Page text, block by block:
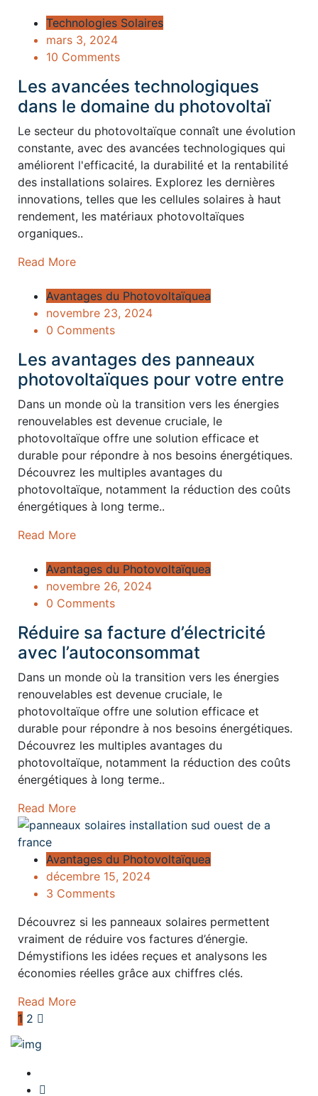
Technologies Solaires
mars 3, 2024
10 Comments
Les avancées technologiques
dans le domaine du photovoltaï
Le secteur du photovoltaïque connaît une évolution
constante, avec des avancées technologiques qui
améliorent l'efficacité, la durabilité et la rentabilité
des installations solaires. Explorez les dernières
innovations, telles que les cellules solaires à haut
rendement, les matériaux photovoltaïques
organiques..
Read More
Avantages du Photovoltaïquea
novembre 23, 2024
0 Comments
Les avantages des panneaux
photovoltaïques pour votre entre
Dans un monde où la transition vers les énergies
renouvelables est devenue cruciale, le
photovoltaïque offre une solution efficace et
durable pour répondre à nos besoins énergétiques.
Découvrez les multiples avantages du
photovoltaïque, notamment la réduction des coûts
énergétiques à long terme..
Read More
Avantages du Photovoltaïquea
novembre 26, 2024
0 Comments
Réduire sa facture d’électricité
avec l’autoconsommat
Dans un monde où la transition vers les énergies
renouvelables est devenue cruciale, le
photovoltaïque offre une solution efficace et
durable pour répondre à nos besoins énergétiques.
Découvrez les multiples avantages du
photovoltaïque, notamment la réduction des coûts
énergétiques à long terme..
Read More
Avantages du Photovoltaïquea
décembre 15, 2024
3 Comments
Découvrez si les panneaux solaires permettent
vraiment de réduire vos factures d’énergie.
Démystifions les idées reçues et analysons les
économies réelles grâce aux chiffres clés.
Read More
1 2